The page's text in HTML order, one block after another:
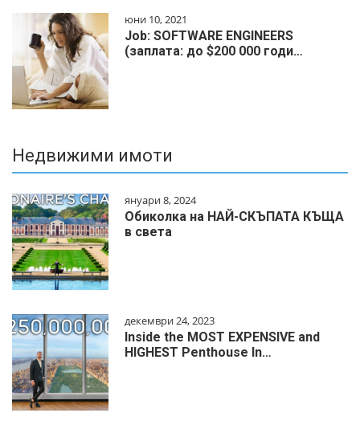
юни 10, 2021
Job: SOFTWARE ENGINEERS
(заплата: до $200 000 годи…
Недвижими имоти
януари 8, 2024
Обиколка на НАЙ-СКЪПАТА КЪЩА
в света
декември 24, 2023
Inside the MOST EXPENSIVE and
HIGHEST Penthouse In…